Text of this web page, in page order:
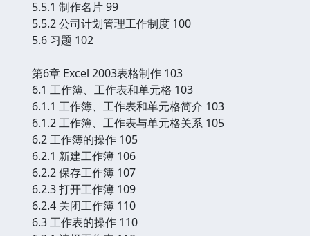
5.5.1 制作名片 99
5.5.2 公司计划管理工作制度 100
5.6 习题 102
第6章 Excel 2003表格制作 103
6.1 工作簿、工作表和单元格 103
6.1.1 工作簿、工作表和单元格简介 103
6.1.2 工作簿、工作表与单元格关系 105
6.2 工作簿的操作 105
6.2.1 新建工作簿 106
6.2.2 保存工作簿 107
6.2.3 打开工作簿 109
6.2.4 关闭工作簿 110
6.3 工作表的操作 110